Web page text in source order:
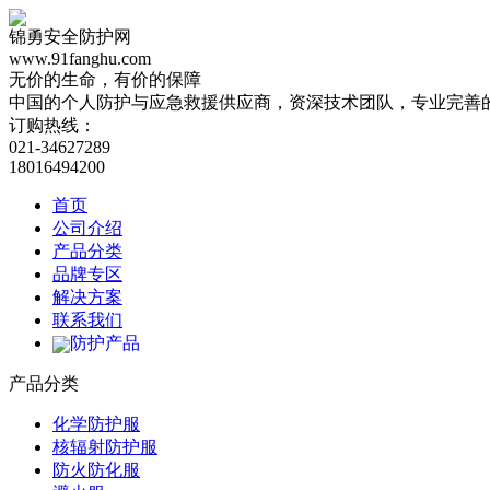
锦勇安全防护网
www.91fanghu.com
无价的生命，有价的保障
中国的个人防护与应急救援供应商，资深技术团队，专业完善
订购热线：
021-34627289
18016494200
首页
公司介绍
产品分类
品牌专区
解决方案
联系我们
防护产品
产品分类
化学防护服
核辐射防护服
防火防化服